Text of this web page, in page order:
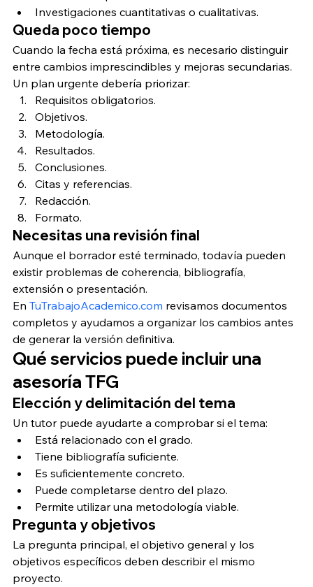
Investigaciones cuantitativas o cualitativas.
Queda poco tiempo
Cuando la fecha está próxima, es necesario distinguir
entre cambios imprescindibles y mejoras secundarias.
Un plan urgente debería priorizar:
Requisitos obligatorios.
Objetivos.
Metodología.
Resultados.
Conclusiones.
Citas y referencias.
Redacción.
Formato.
Necesitas una revisión final
Aunque el borrador esté terminado, todavía pueden
existir problemas de coherencia, bibliografía,
extensión o presentación.
En TuTrabajoAcademico.com revisamos documentos
completos y ayudamos a organizar los cambios antes
de generar la versión definitiva.
Qué servicios puede incluir una
asesoría TFG
Elección y delimitación del tema
Un tutor puede ayudarte a comprobar si el tema:
Está relacionado con el grado.
Tiene bibliografía suficiente.
Es suficientemente concreto.
Puede completarse dentro del plazo.
Permite utilizar una metodología viable.
Pregunta y objetivos
La pregunta principal, el objetivo general y los
objetivos específicos deben describir el mismo
proyecto.